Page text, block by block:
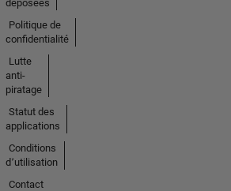
déposées
Politique de
confidentialité
Lutte
anti-
piratage
Statut des
applications
Conditions
d՚utilisation
Contact